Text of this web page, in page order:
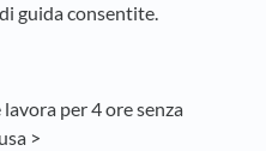
guida consentite.
per 4 ore senza
>